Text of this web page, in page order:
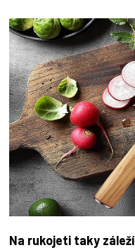
Na rukojeti taky záleží